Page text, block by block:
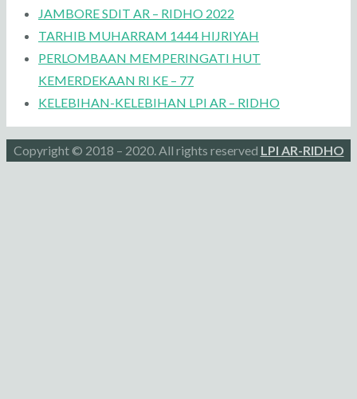
JAMBORE SDIT AR – RIDHO 2022
TARHIB MUHARRAM 1444 HIJRIYAH
PERLOMBAAN MEMPERINGATI HUT
KEMERDEKAAN RI KE – 77
KELEBIHAN-KELEBIHAN LPI AR – RIDHO
Copyright © 2018 – 2020. All rights reserved LPI AR-RIDHO